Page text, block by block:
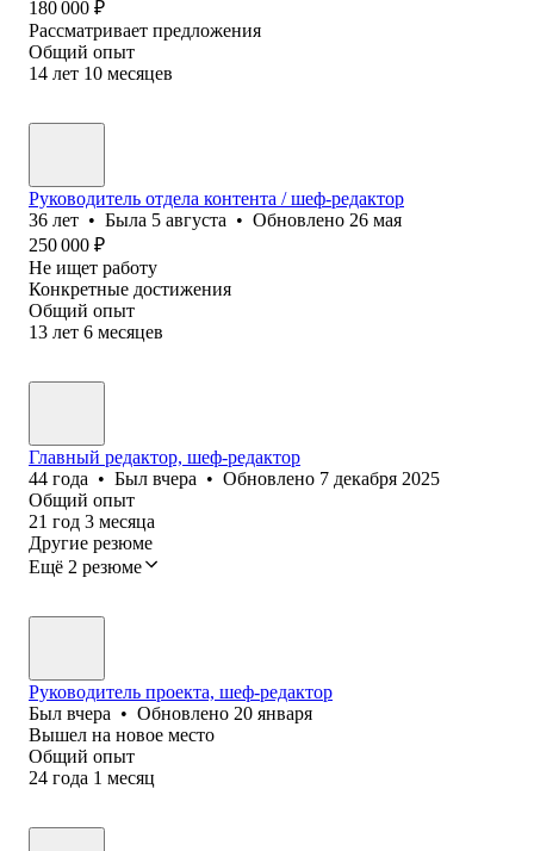
180 000 ₽
Рассматривает предложения
Общий опыт
14 лет 10 месяцев
Руководитель отдела контента / шеф-редактор
36 лет • Была 5 августа • Обновлено 26 мая
250 000 ₽
Не ищет работу
Конкретные достижения
Общий опыт
13 лет 6 месяцев
Главный редактор, шеф-редактор
44 года • Был вчера • Обновлено 7 декабря 2025
Общий опыт
21 год 3 месяца
Другие резюме
Ещё 2 резюме
Руководитель проекта, шеф-редактор
Был вчера • Обновлено 20 января
Вышел на новое место
Общий опыт
24 года 1 месяц